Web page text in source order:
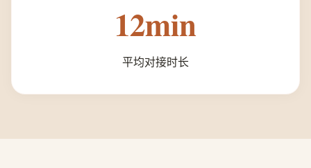
12min
平均对接时长